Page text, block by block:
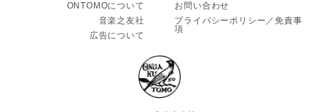
ONTOMOについて
音楽之友社
広告について
お問い合わせ
プライバシーポリシー／免責事
項